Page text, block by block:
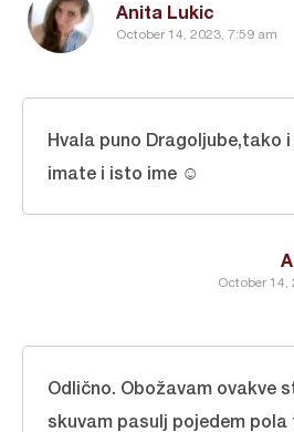
Anita Lukic
October 14, 2023, 7:59 am
October 14,
Hvala puno Dragoljube,tako
imate i isto ime ☺️
Odlično. Obožavam ovakve
skuvam pasulj pojedem pola